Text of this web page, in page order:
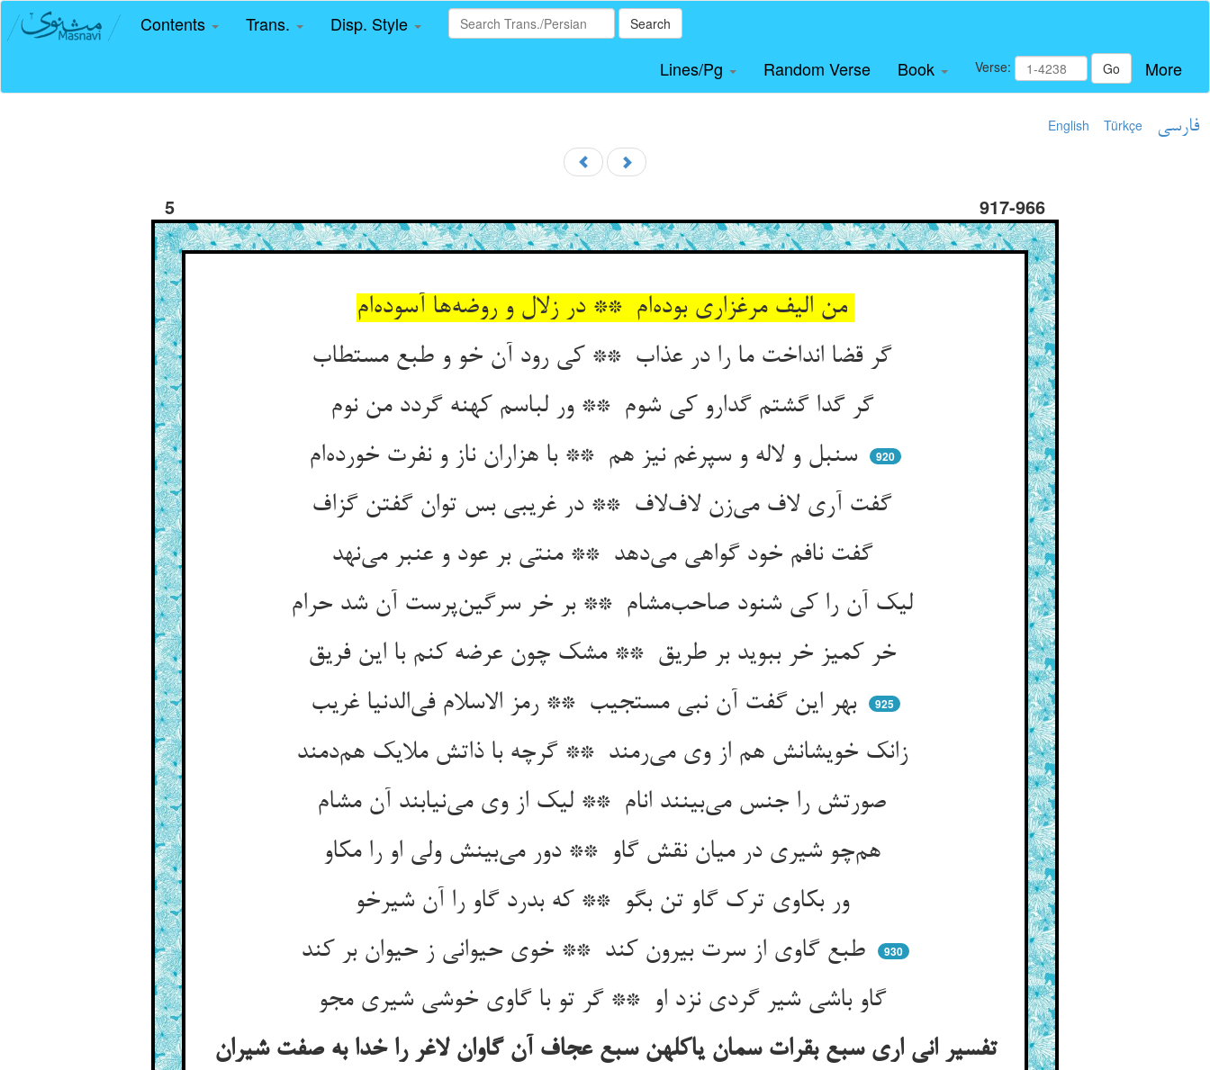
Contents Trans. Disp. Style Search
Lines/Pg Random Verse Book Verse: Go More
English Türkçe فارسی
5 917-966
من الیف مرغزاری بوده‌ام ** در زلال و روضه‌ها آسوده‌ام
گر قضا انداخت ما را در عذاب ** کی رود آن خو و طبع مستطاب
گر گدا گشتم گدارو کی شوم ** ور لباسم کهنه گردد من نوم
سنبل و لاله و سپرغم نیز هم ** با هزاران ناز و نفرت خورده‌ام
920
گفت آری لاف می‌زن لاف‌لاف ** در غریبی بس توان گفتن گزاف
گفت نافم خود گواهی می‌دهد ** منتی بر عود و عنبر می‌نهد
لیک آن را کی شنود صاحب‌مشام ** بر خر سرگین‌پرست آن شد حرام
خر کمیز خر ببوید بر طریق ** مشک چون عرضه کنم با این فریق
بهر این گفت آن نبی مستجیب ** رمز الاسلام فی‌الدنیا غریب
925
زانک خویشانش هم از وی می‌رمند ** گرچه با ذاتش ملایک هم‌دمند
هم‌چو شیری در میان نقش گاو ** دور می‌بینش ولی او را مکاو
ور بکاوی ترک گاو تن بگو ** که بدرد گاو را آن شیرخو
930
گاو باشی شیر گردی نزد او ** گر تو با گاوی خوشی شیری مجو
تفسیر انی اری سبع بقرات سمان یاکلهن سبع عجاف آن گاوان لاغر را خدا به صفت شیران